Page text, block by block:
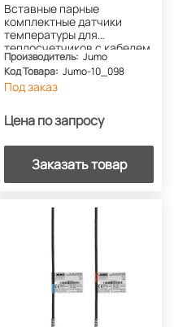
Вставные парные
комплектные датчики
температуры для
теплосчетчиков с кабелем
(тип PS/PL) JUMO HEAT
temp
Производитель: Jumo
Код Товара: Jumo-10_098
Под заказ
Цена по запросу
Заказать товар